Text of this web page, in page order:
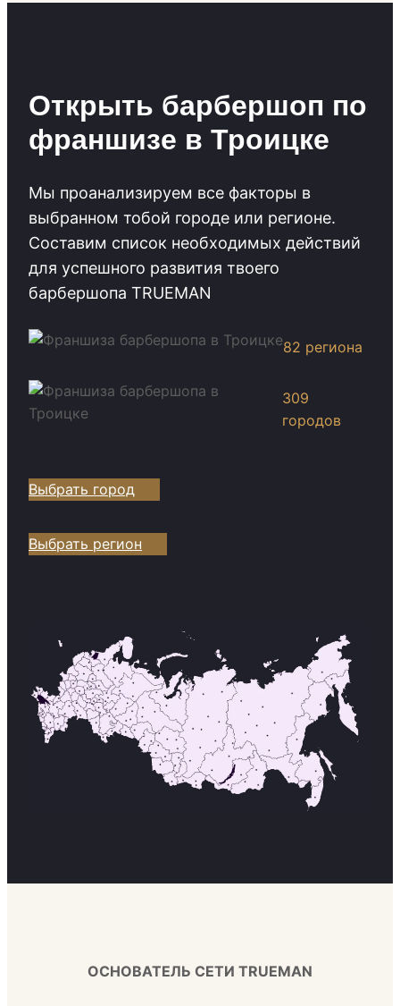
Открыть барбершоп по
франшизе в Троицке
Мы проанализируем все факторы в
выбранном тобой городе или регионе.
Cоставим список необходимых действий
для успешного развития твоего
барбершопа TRUEMAN
82 региона
309
городов
Выбрать город
Выбрать регион
ОСНОВАТЕЛЬ СЕТИ TRUEMAN